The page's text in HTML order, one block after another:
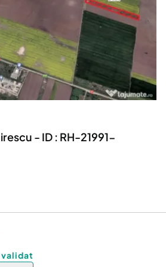
profesionale
- ID : RH-21991-
validat